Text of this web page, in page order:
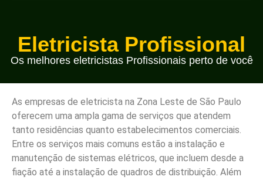
Eletricista Profissional
Os melhores eletricistas Profissionais perto de você
As empresas de eletricista na Zona Leste de São Paulo
oferecem uma ampla gama de serviços que atendem
tanto residências quanto estabelecimentos comerciais.
Entre os serviços mais comuns estão a instalação e
manutenção de sistemas elétricos, que incluem desde a
fiação até a instalação de quadros de distribuição. Além